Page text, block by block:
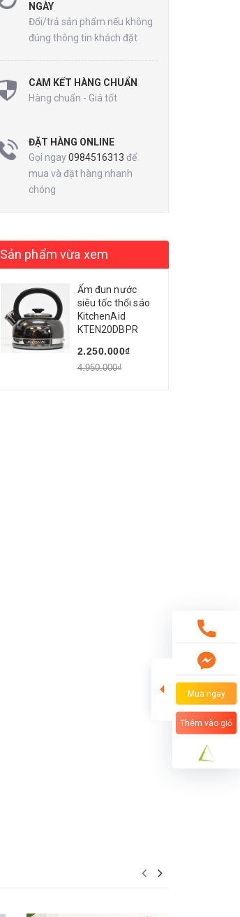
NGÀY
Đổi/trả sản phẩm nếu không
đúng thông tin khách đặt
CAM KẾT HÀNG CHUẨN
Hàng chuẩn - Giá tốt
ĐẶT HÀNG ONLINE
Gọi ngay0984516313 để
mua và đặt hàng nhanh
chóng
Sản phẩm vừa xem
Ấm đun nước
siêu tốc thổi sáo
KitchenAid
KTEN20DBPR
2.250.000₫
4.950.000₫
Mua ngay
Thêm vào giỏ